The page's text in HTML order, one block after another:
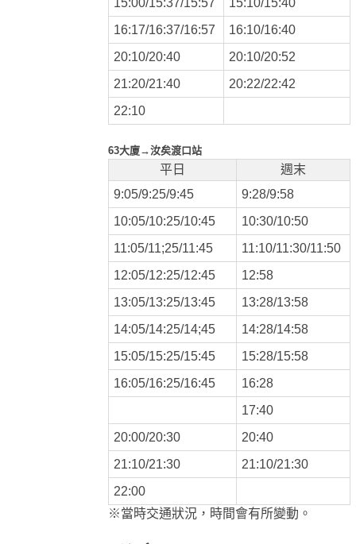
15:00/15:37/15:57
15:10/15:40
16:17/16:37/16:57
16:10/16:40
20:10/20:40
20:10/20:52
21:20/21:40
20:22/22:42
22:10
63大廈→汝矣渡口站
平日
週末
9:05/9:25/9:45
9:28/9:58
10:05/10:25/10:45
10:30/10:50
11:05/11;25/11:45
11:10/11:30/11:50
12:05/12:25/12:45
12:58
13:05/13:25/13:45
13:28/13:58
14:05/14:25/14;45
14:28/14:58
15:05/15:25/15:45
15:28/15:58
16:05/16:25/16:45
16:28
17:40
20:00/20:30
20:40
21:10/21:30
21:10/21:30
22:00
※當時交通狀況，時間會有所變動。